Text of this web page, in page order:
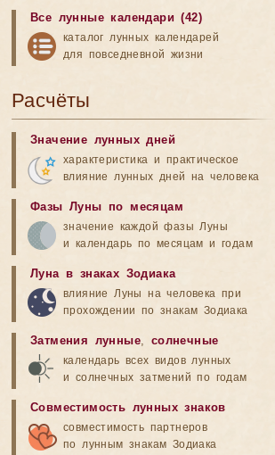
Все лунные календари (42)
каталог лунных календарей
для повседневной жизни
Расчёты
Значение лунных дней
характеристика и практическое
влияние лунных дней на человека
Фазы Луны по месяцам
значение каждой фазы Луны
и календарь по месяцам и годам
Луна в знаках Зодиака
влияние Луны на человека при
прохождении по знакам Зодиака
Затмения лунные, солнечные
календарь всех видов лунных
и солнечных затмений по годам
Совместимость лунных знаков
совместимость партнеров
по лунным знакам Зодиака